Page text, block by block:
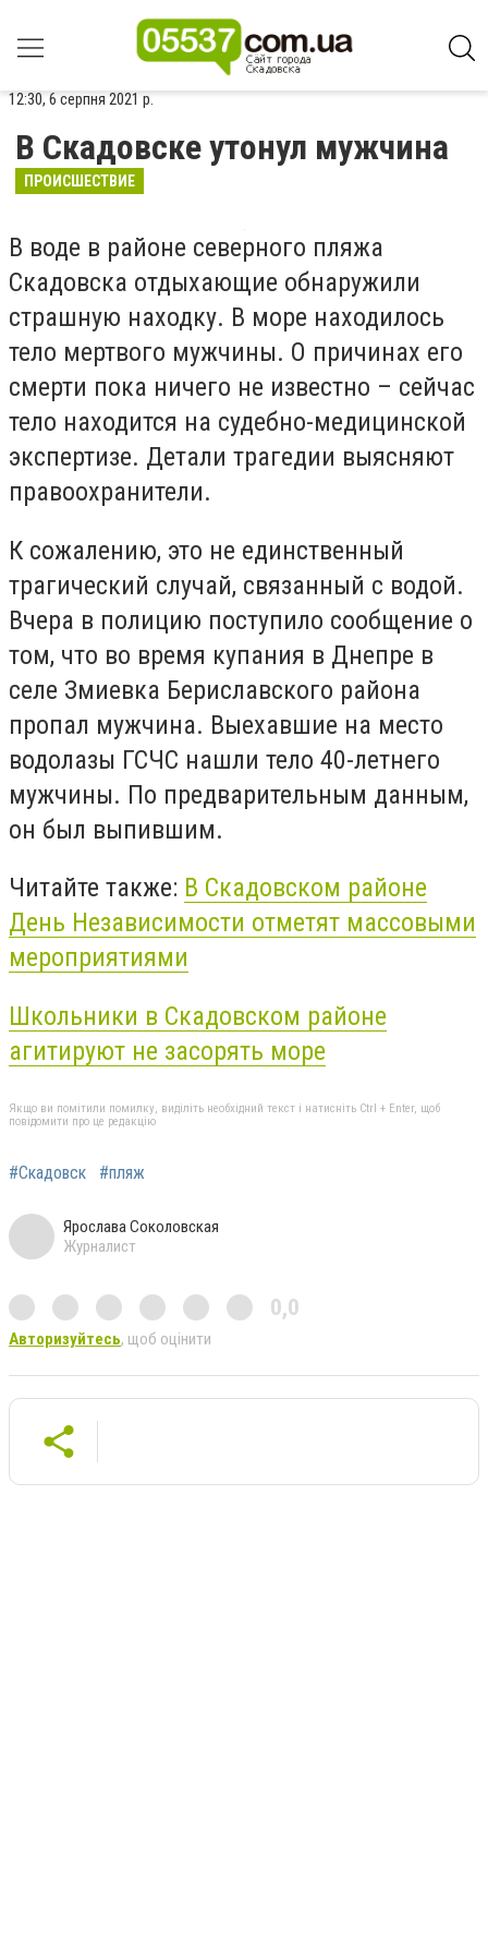
12:30, 6 серпня 2021 р.
В Скадовске утонул мужчина
ПРОИСШЕСТВИЕ
В воде в районе северного пляжа
Скадовска отдыхающие обнаружили
страшную находку. В море находилось
тело мертвого мужчины. О причинах его
смерти пока ничего не известно – сейчас
тело находится на судебно-медицинской
экспертизе. Детали трагедии выясняют
правоохранители.
К сожалению, это не единственный
трагический случай, связанный с водой.
Вчера в полицию поступило сообщение о
том, что во время купания в Днепре в
селе Змиевка Бериславского района
пропал мужчина. Выехавшие на место
водолазы ГСЧС нашли тело 40-летнего
мужчины. По предварительным данным,
он был выпившим.
Читайте также: В Скадовском районе
День Независимости отметят массовыми
мероприятиями
Школьники в Скадовском районе
агитируют не засорять море
Якщо ви помітили помилку, виділіть необхідний текст і натисніть Ctrl + Enter, щоб
повідомити про це редакцію
#Скадовск #пляж
Ярослава Соколовская
Журналист
0,0
Авторизуйтесь, щоб оцінити